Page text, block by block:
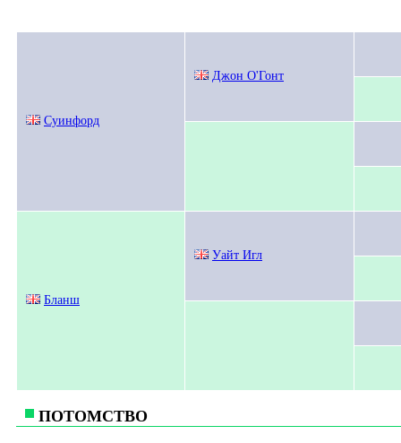
Суинфорд
Джон О'Гонт
Бланш
Уайт Игл
ПОТОМСТВО